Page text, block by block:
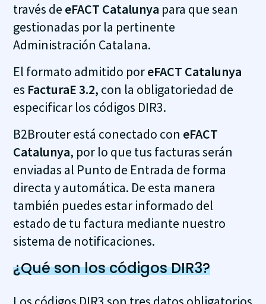
través de eFACT Catalunya para que sean
gestionadas por la pertinente
Administración Catalana.
El formato admitido poreFACT Catalunya
es FacturaE 3.2, con la obligatoriedad de
especificar los códigos DIR3.
B2Brouter está conectado con eFACT
Catalunya, por lo que tus facturas serán
enviadas al Punto de Entrada de forma
directa y automática. De esta manera
también puedes estar informado del
estado de tu factura mediante nuestro
sistema de notificaciones.
¿Qué son los códigos DIR3?